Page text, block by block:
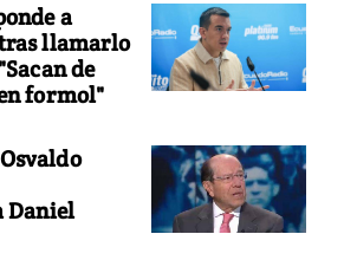
a
llamarlo
de
formol"
Daniel